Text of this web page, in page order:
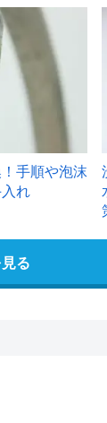
手順や泡沫
れ
る